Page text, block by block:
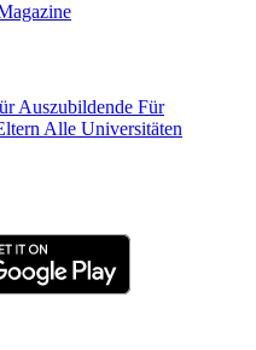
Auszubildende Für
Alle Universitäten